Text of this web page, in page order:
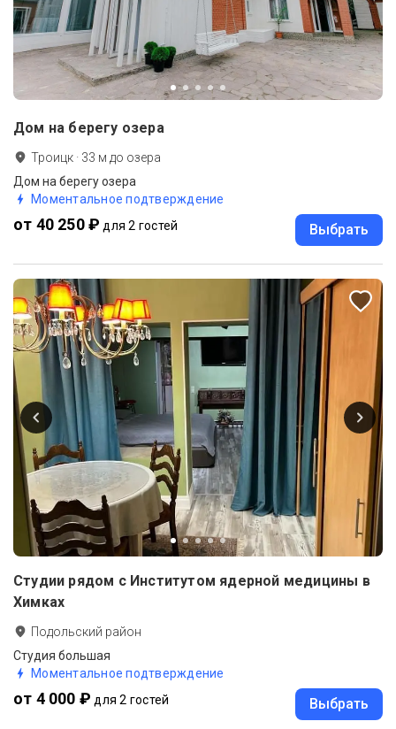
Дом на берегу озера
Троицк · 33 м до озера
Дом на берегу озера
Моментальное подтверждение
от 40 250 ₽ для 2 гостей Выбрать
Студии рядом с Институтом ядерной медицины в
Химках
Подольский район
Студия большая
Моментальное подтверждение
от 4 000 ₽ для 2 гостей Выбрать